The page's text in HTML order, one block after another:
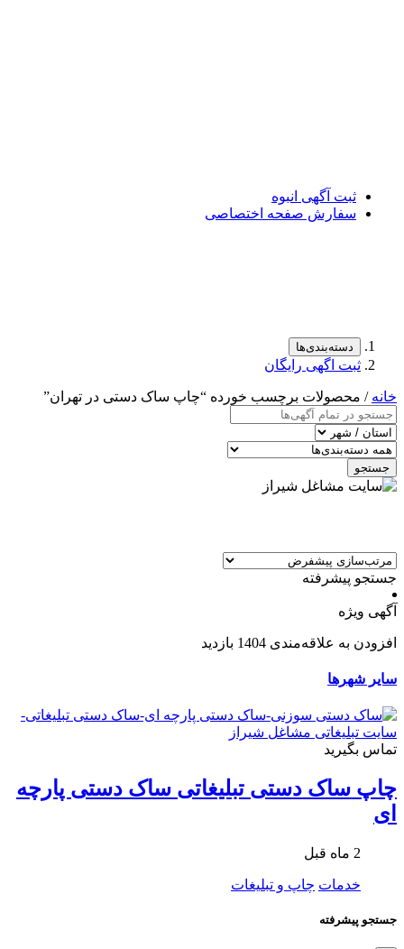
ثبت آگهی انبوه
سفارش صفحه اختصاصی
دسته‌بندی‌ها
ثبت اگهی رایگان
خانه / محصولات برچسب خورده “چاپ ساک دستی در تهران”
جستجو
جستجو پیشرفته
آگهی ویژه
افزودن به علاقه‌مندی 1404 بازدید
سایر شهرها
تماس بگیرید
چاپ ساک دستی تبلیغاتی ساک دستی پارچه
ای
2 ماه قبل
خدمات چاپ و تبلیغات
جستجو پیشرفته